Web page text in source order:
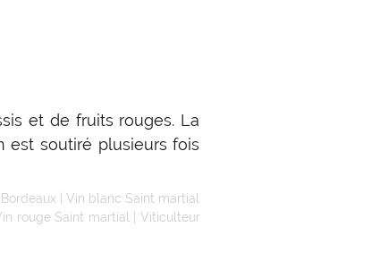
et de fruits rouges. La
est soutiré plusieurs fois
| Vin blanc Saint martial
rouge Saint martial
Viticulteur